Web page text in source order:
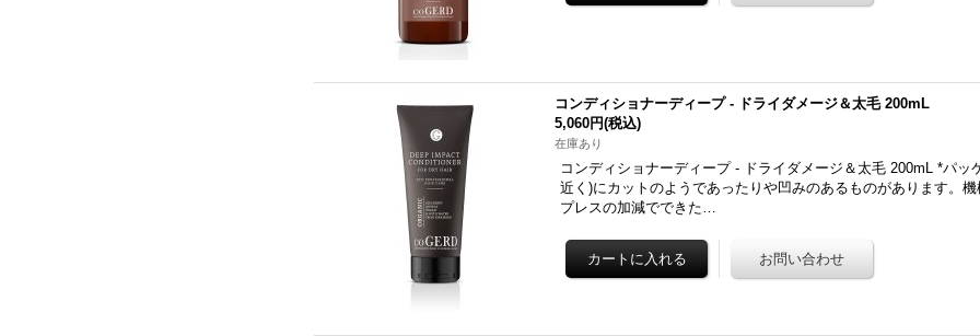
コンディショナーディープ - ドライダメージ＆太毛 200mL
5,060円(税込)
在庫あり
コンディショナーディープ - ドライダメージ＆太毛 200mL *パッ
近く)にカットのようであったりや凹みのあるものがあります。
プレスの加減でできた…